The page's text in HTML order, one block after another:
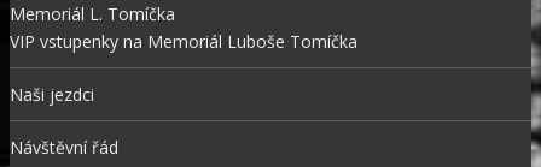
Memoriál L. Tomíčka
VIP vstupenky na Memoriál Luboše Tomíčka
Naši jezdci
Návštěvní řád